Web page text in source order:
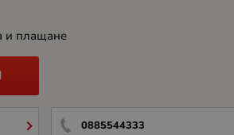
и плащане
0885544333